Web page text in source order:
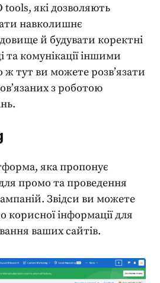
tools, які дозволяють
навколишнє
й будувати коректні
та комунікації іншими
ж тут ви можете розв’язати
з роботою
яка пропонує
промо та проведення
Звідси ви можете
корисної інформації для
ваших сайтів.